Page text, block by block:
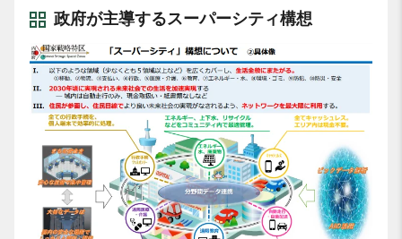
政府が主導するスーパーシティ構想